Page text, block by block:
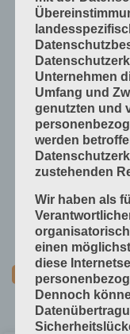
Unternehmen
Umfang und
genutzten und
werden
zustehenden
Wir haben als
einen
diese
Dennoch